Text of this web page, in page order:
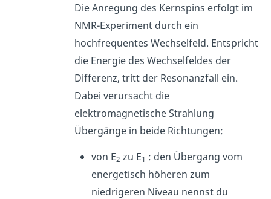
Die Anregung des Kernspins erfolgt im
NMR-Experiment durch ein
hochfrequentes Wechselfeld. Entspricht
die Energie des Wechselfeldes der
Differenz, tritt der Resonanzfall ein.
Dabei verursacht die
elektromagnetische Strahlung
Übergänge in beide Richtungen:
von E2 zu E1 : den Übergang vom
energetisch höheren zum
niedrigeren Niveau nennst du